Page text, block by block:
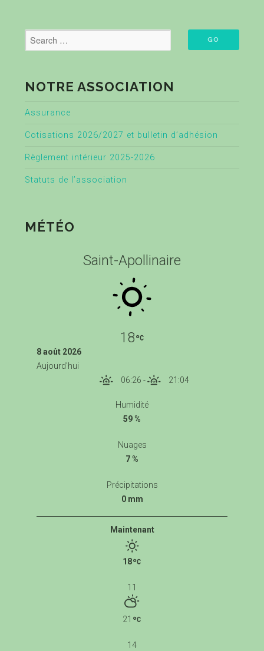
NOTRE ASSOCIATION
Assurance
Cotisations 2026/2027 et bulletin d’adhésion
Règlement intérieur 2025-2026
Statuts de l’association
MÉTÉO
Saint-Apollinaire
18
8 août 2026
Aujourd'hui
06:26 - 21:04
Humidité
59 %
Nuages
7 %
Précipitations
0 mm
Maintenant
18
11
21
14